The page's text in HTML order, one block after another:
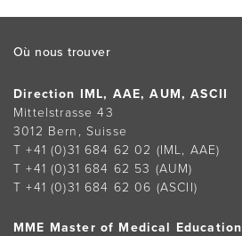
Footer
Où nous trouver
Direction IML, AAE, AUM, ASCII
Mittelstrasse 43
3012 Bern, Suisse
T +41 (0)31 684 62 02 (IML, AAE)
T +41 (0)31 684 62 53 (AUM)
T +41 (0)31 684 62 06 (ASCII)
MME Master of Medical Education